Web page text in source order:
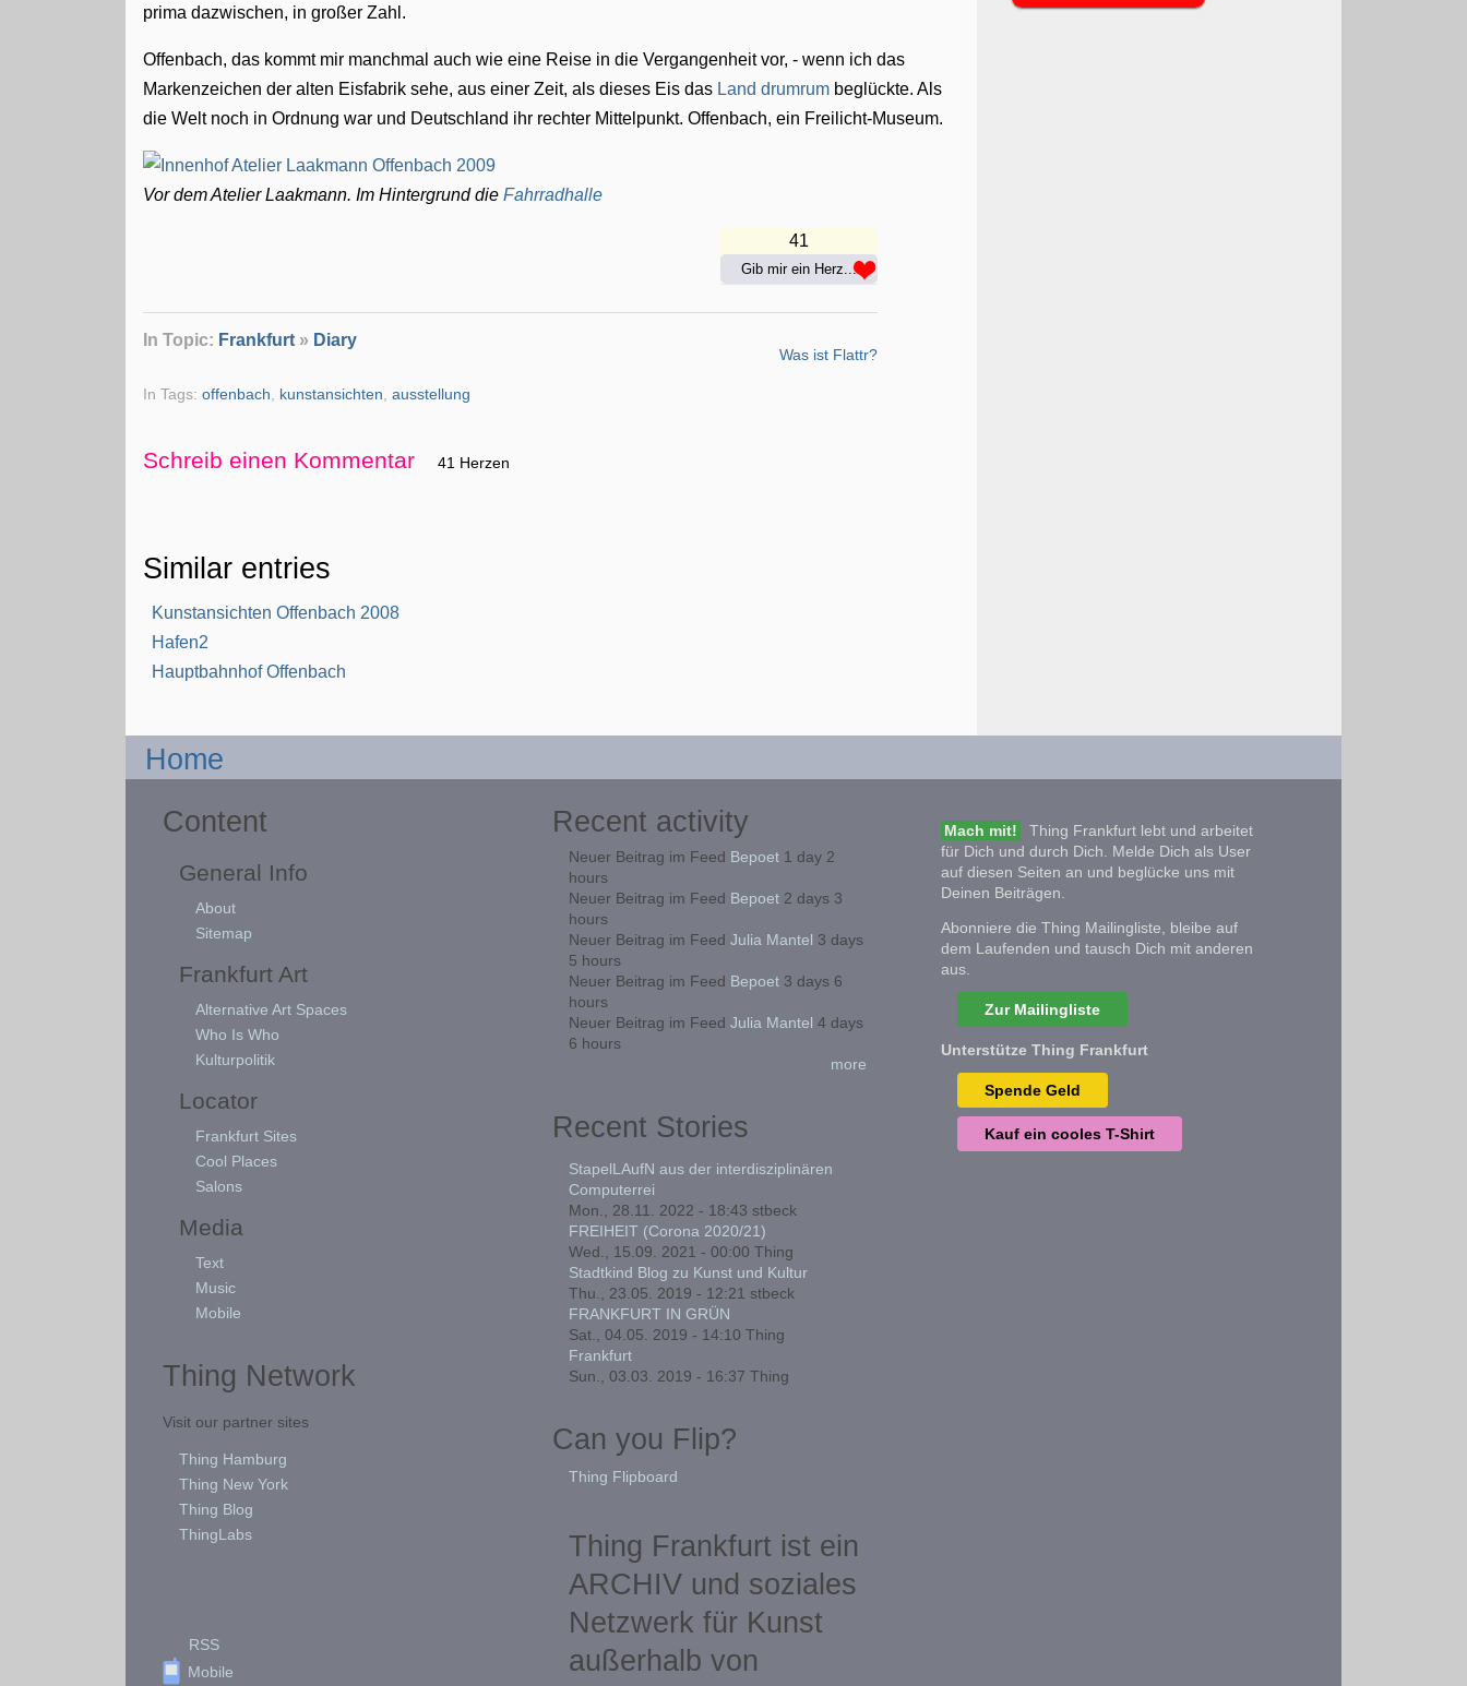
prima dazwischen, in großer Zahl.
Offenbach, das kommt mir manchmal auch wie eine Reise in die Vergangenheit vor, - wenn ich das
Markenzeichen der alten Eisfabrik sehe, aus einer Zeit, als dieses Eis das Land drumrum beglückte. Als
die Welt noch in Ordnung war und Deutschland ihr rechter Mittelpunkt. Offenbach, ein Freilicht-Museum.
Vor dem Atelier Laakmann. Im Hintergrund dieFahrradhalle
41
Gib mir ein Herz...
In Topic: Frankfurt » Diary
In Tags:offenbach kunstansichten ,ausstellung
Was ist Flattr?
Schreib einen Kommentar 41 Herzen
Similar entries
Kunstansichten Offenbach 2008
Hafen2
Hauptbahnhof Offenbach
Home
Content
General Info
About
Sitemap
Frankfurt Art
Alternative Art Spaces
Who Is Who
Kulturpolitik
Locator
Frankfurt Sites
Cool Places
Salons
Media
Text
Music
Mobile
Thing Network
Visit our partner sites
Thing Hamburg
Thing New York
Thing Blog
ThingLabs
RSS
Mobile
Recent activity
Neuer Beitrag im Feed Bepoet1 day 2
hours
Neuer Beitrag im Feed Bepoet2 days 3
hours
Neuer Beitrag im Feed Julia Mantel 3 days
5 hours
Neuer Beitrag im Feed Bepoet3 days 6
hours
Neuer Beitrag im Feed Julia Mantel 4 days
6 hours
more
Recent Stories
StapelLAufN aus der interdisziplinären
Computerrei
Mon., 28.11. 2022 - 18:43 stbeck
FREIHEIT (Corona 2020/21)
Wed., 15.09. 2021 - 00:00 Thing
Stadtkind Blog zu Kunst und Kultur
Thu., 23.05. 2019 - 12:21 stbeck
FRANKFURT IN GRÜN
Sat., 04.05. 2019 - 14:10 Thing
Frankfurt
Sun., 03.03. 2019 - 16:37 Thing
Can you Flip?
Thing Flipboard
Thing Frankfurt ist ein
ARCHIV und soziales
Netzwerk für Kunst
außerhalb von
Mach mit!
Thing Frankfurt lebt und arbeitet
für Dich und durch Dich. Melde Dich als User
auf diesen Seiten an und beglücke uns mit
Deinen Beiträgen.
Abonniere die Thing Mailingliste, bleibe auf
dem Laufenden und tausch Dich mit anderen
aus.
Zur Mailingliste
Unterstütze Thing Frankfurt
Spende Geld
Kauf ein cooles T-Shirt